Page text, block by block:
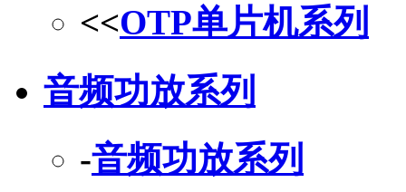
<<OTP单片机系列
音频功放系列
-音频功放系列